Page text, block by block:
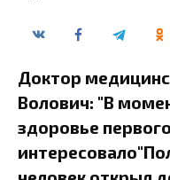
Доктор
Волович: "В
здоровье